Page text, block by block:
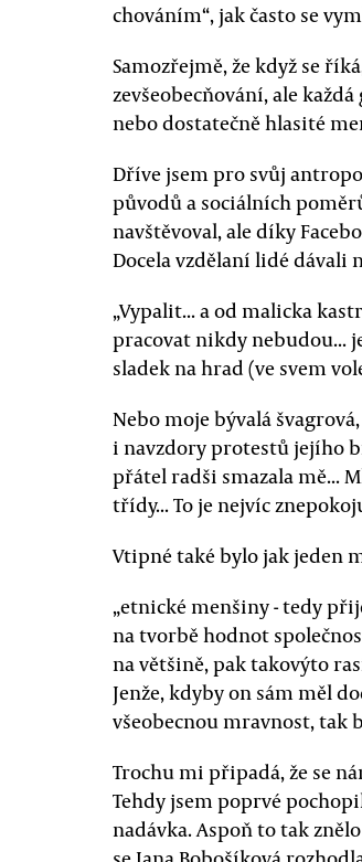
chováním“, jak často se
Samozřejmě, že když se
zevšeobecňování, ale
nebo dostatečně hlasité
Dříve jsem pro svůj
původů a sociálních
navštěvoval, ale díky
Docela vzdělaní lidé dávali
„Vypalit... a od malicka
pracovat nikdy nebudou...
sladek na hrad (ve svem
Nebo moje bývalá
i navzdory protestů jejího
přátel radši smazala mě...
třídy... To je nejvíc
Vtipné také bylo jak jeden
„etnické menšiny - tedy
na tvorbě hodnot
na většině, pak takovýto
Jenže, kdyby on sám měl
všeobecnou mravnost, tak
Trochu mi připadá, že se
Tehdy jsem poprvé
nadávka. Aspoň to tak